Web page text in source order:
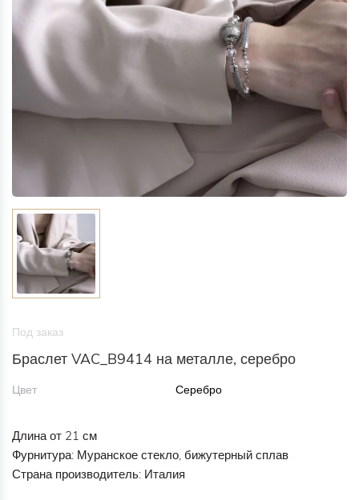
Под заказ
Браслет VAC_B9414 на металле, серебро
Цвет Серебро
Длина от 21 см
Фурнитура: Муранское стекло, бижутерный сплав
Страна производитель: Италия